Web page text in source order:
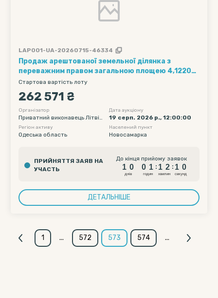
LAP001-UA-20260715-46334
Продаж арештованої земельної ділянка з
переважним правом загальною площею 4,1220
га, кадастровий номер 5123183000:01:001:0150,
з цільовим призначенням: для ведення
товарного сільськогосподарського
виробництва, розташована: Одеська область,
Подільський (колишній Окнянський) район,
Новосамарська сільська рада
Стартова вартість лоту
262 571 ₴
Організатор
Приватний виконавець Літвін
ішина Інна Іванівна
Дата аукціону
19 серп. 2026 р., 12:00:00
Регіон активу
Одеська область
Населений пункт
Новосамарка
ПРИЙНЯТТЯ ЗАЯВ НА
УЧАСТЬ
До кінця прийому заявок
1
1
0
0
днiв
0
0
1
1
годин
:
1
1
2
2
хвилин
: 0
1
9
0
секунд
ДЕТАЛЬНІШЕ
1 ... 572 573 574 ...